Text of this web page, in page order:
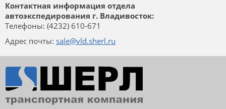
Контактная информация отдела
автоэкспедирования г. Владивосток:
Телефоны: (4232) 610-671
Адрес почты: sale@vld.sherl.ru